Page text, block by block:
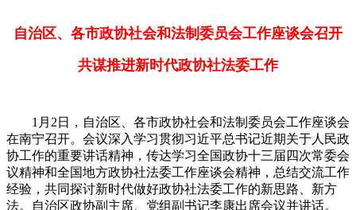
自治区、各市政协社会和法制委员会工作座谈会召开
共谋推进新时代政协社法委工作
1月2日，自治区、各市政协社会和法制委员会工作座谈会
在南宁召开。会议深入学习贯彻习近平总书记近期关于人民政
协工作的重要讲话精神，传达学习全国政协十三届四次常委会
议精神和全国地方政协社法委工作座谈会精神，总结交流工作
经验，共同探讨新时代做好政协社法委工作的新思路、新方
法。自治区政协副主席、党组副书记李康出席会议并讲话。